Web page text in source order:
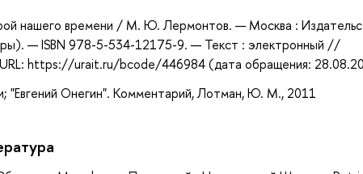
нашего времени / М. Ю. Лермонтов. — Москва :
— ISBN 978-5-534-12175-9. — Текст : электронный //
https://urait.ru/bcode/446984 (дата обращения:
"Евгений Онегин". Комментарий, Лотман, Ю. М., 2011